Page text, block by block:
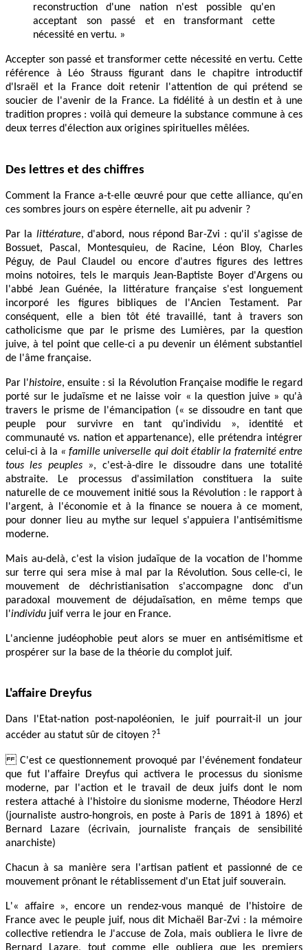
reconstruction d'une nation n'est possible qu'en
acceptant son passé et en transformant cette
nécessité en vertu. »
Accepter son passé et transformer cette nécessité en vertu. Cette
référence à Léo Strauss figurant dans le chapitre introductif
d'Israël et la France doit retenir l'attention de qui prétend se
soucier de l'avenir de la France. La fidélité à un destin et à une
tradition propres : voilà qui demeure la substance commune à ces
deux terres d'élection aux origines spirituelles mêlées.
Des lettres et des chiffres
Comment la France a-t-elle œuvré pour que cette alliance, qu'en
ces sombres jours on espère éternelle, ait pu advenir ?
Par la littérature, d'abord, nous répond Bar-Zvi : qu'il s'agisse de
Bossuet, Pascal, Montesquieu, de Racine, Léon Bloy, Charles
Péguy, de Paul Claudel ou encore d'autres figures des lettres
moins notoires, tels le marquis Jean-Baptiste Boyer d'Argens ou
l'abbé Jean Guénée, la littérature française s'est longuement
incorporé les figures bibliques de l'Ancien Testament. Par
conséquent, elle a bien tôt été travaillé, tant à travers son
catholicisme que par le prisme des Lumières, par la question
juive, à tel point que celle-ci a pu devenir un élément substantiel
de l'âme française.
Par l'histoire, ensuite : si la Révolution Française modifie le regard
porté sur le judaïsme et ne laisse voir « la question juive » qu'à
travers le prisme de l'émancipation (« se dissoudre en tant que
peuple pour survivre en tant qu'individu », identité et
communauté vs. nation et appartenance), elle prétendra intégrer
celui-ci à la « famille universelle qui doit établir la fraternité entre
tous les peuples », c'est-à-dire le dissoudre dans une totalité
abstraite. Le processus d'assimilation constituera la suite
naturelle de ce mouvement initié sous la Révolution : le rapport à
l'argent, à l'économie et à la finance se nouera à ce moment,
pour donner lieu au mythe sur lequel s'appuiera l'antisémitisme
moderne.
Mais au-delà, c'est la vision judaïque de la vocation de l'homme
sur terre qui sera mise à mal par la Révolution. Sous celle-ci, le
mouvement de déchristianisation s'accompagne donc d'un
paradoxal mouvement de déjudaïsation, en même temps que
l'individu juif verra le jour en France.
L'ancienne judéophobie peut alors se muer en antisémitisme et
prospérer sur la base de la théorie du complot juif.
L'affaire Dreyfus
Dans l'Etat-nation post-napoléonien, le juif pourrait-il un jour
accéder au statut sûr de citoyen ?1
C'est ce questionnement provoqué par l'événement fondateur
que fut l'affaire Dreyfus qui activera le processus du sionisme
moderne, par l'action et le travail de deux juifs dont le nom
restera attaché à l'histoire du sionisme moderne, Théodore Herzl
(journaliste austro-hongrois, en poste à Paris de 1891 à 1896) et
Bernard Lazare (écrivain, journaliste français de sensibilité
anarchiste)
Chacun à sa manière sera l'artisan patient et passionné de ce
mouvement prônant le rétablissement d'un Etat juif souverain.
L'« affaire », encore un rendez-vous manqué de l'histoire de
France avec le peuple juif, nous dit Michaël Bar-Zvi : la mémoire
collective retiendra le J'accuse de Zola, mais oubliera le livre de
Bernard Lazare, tout comme elle oubliera que les premiers